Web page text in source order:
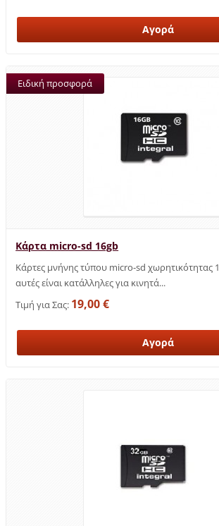
Κάρτα micro-sd 16gb
Ειδική προσφορά
Κάρτες μνήνης τύπου micro-sd χωρητικότητας
αυτές είναι κατάλληλες για κινητά...
Τιμή για Σας: 19,00 €